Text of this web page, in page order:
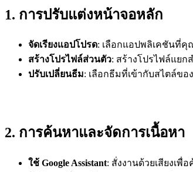
1. การปรับแต่งหน้าจอหลัก
จัดเรียงแอปโปรด: เลือกแอปพลิเคชันที่คุ
สร้างโปรไฟล์ส่วนตัว: สร้างโปรไฟล์แย
ปรับเปลี่ยนธีม: เลือกธีมที่เข้ากับสไตล์ข
2. การค้นหาและจัดการเนื้อหา
ใช้ Google Assistant: สั่งงานด้วยเสียงเ